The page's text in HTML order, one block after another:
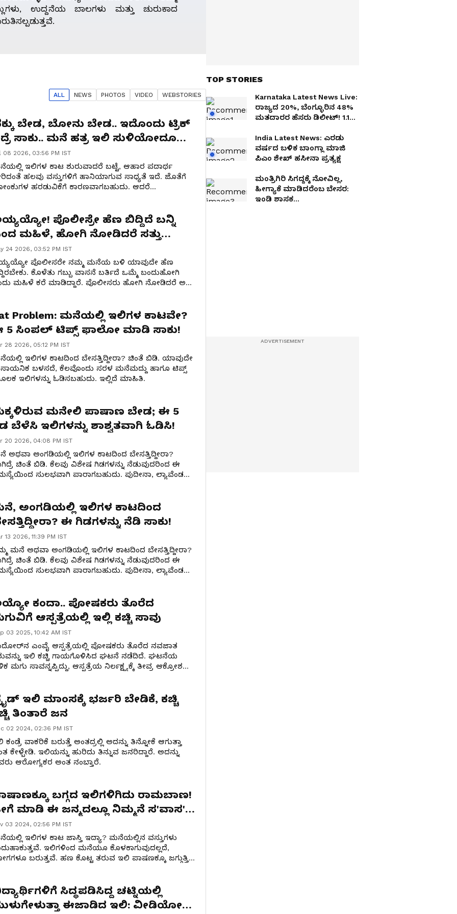
ಉದ್ದನೆಯ ಬಾಲಗಳು ಮತ್ತು ಚುರುಕಾದ
ALL NEWS PHOTOS VIDEO WEBSTORIES
ಬೇಡ, ಬೋನು ಬೇಡ.. ಇದೊಂದು ಟ್ರಿಕ್‌
ಸಾಕು.. ಮನೆ ಹತ್ರ ಇಲಿ ಸುಳಿಯೋದೂ
08 2026, 03:56 PM IST
ಇಲಿಗಳ ಕಾಟ ಶುರುವಾದರೆ ಬಟ್ಟೆ, ಆಹಾರ ಪದಾರ್ಥ
ಹಲವು ವಸ್ತುಗಳಿಗೆ ಹಾನಿಯಾಗುವ ಸಾಧ್ಯತೆ ಇದೆ. ಜೊತೆಗೆ
ಹರಡುವಿಕೆಗೆ ಕಾರಣವಾಗಬಹುದು. ಆದರೆ
ಪೊಲೀಸ್ರೇ ಹೆಣ ಬಿದ್ದಿದೆ ಬನ್ನಿ
ಮಹಿಳೆ, ಹೋಗಿ ನೋಡಿದರೆ ಸತ್ತು
ಹೆಗ್ಗಣ!
24 2026, 03:52 PM IST
ಪೊಲೀಸರೇ ನಮ್ಮ ಮನೆಯ ಬಳಿ ಯಾವುದೇ ಹೆಣ
ಕೊಳೆತು ಗಬ್ಬು ವಾಸನೆ ಬರ್ತಿದೆ ಒಮ್ಮೆ ಬಂದುಹೋಗಿ
ಮಹಿಳೆ ಕರೆ ಮಾಡಿದ್ದಾರೆ. ಪೊಲೀಸರು ಹೋಗಿ ನೋಡಿದರೆ ಅಲ್ಲಿ
Problem: ಮನೆಯಲ್ಲಿ ಇಲಿಗಳ ಕಾಟವೇ?
5 ಸಿಂಪಲ್ ಟಿಪ್ಸ್ ಫಾಲೋ ಮಾಡಿ ಸಾಕು!
28 2026, 05:12 PM IST
ಇಲಿಗಳ ಕಾಟದಿಂದ ಬೇಸತ್ತಿದ್ದೀರಾ? ಚಿಂತೆ ಬಿಡಿ. ಯಾವುದೇ
ಬಳಸದೆ, ಕೆಲವೊಂದು ಸರಳ ಮನೆಮದ್ದು ಹಾಗೂ ಟಿಪ್ಸ್
ಇಲಿಗಳನ್ನು ಓಡಿಸಬಹುದು. ಇಲ್ಲಿದೆ ಮಾಹಿತಿ.
ಮನೇಲಿ ಪಾಷಾಣ ಬೇಡ; ಈ 5
ಬೆಳೆಸಿ ಇಲಿಗಳನ್ನು ಶಾಶ್ವತವಾಗಿ ಓಡಿಸಿ!
20 2026, 04:08 PM IST
ಅಥವಾ ಅಂಗಡಿಯಲ್ಲಿ ಇಲಿಗಳ ಕಾಟದಿಂದ ಬೇಸತ್ತಿದ್ದೀರಾ?
ಚಿಂತೆ ಬಿಡಿ. ಕೆಲವು ವಿಶೇಷ ಗಿಡಗಳನ್ನು ನೆಡುವುದರಿಂದ ಈ
ಸುಲಭವಾಗಿ ಪಾರಾಗಬಹುದು. ಪುದೀನಾ, ಲ್ಯಾವೆಂಡರ್
ಅಂಗಡಿಯಲ್ಲಿ ಇಲಿಗಳ ಕಾಟದಿಂದ
ಈ ಗಿಡಗಳನ್ನು ನೆಡಿ ಸಾಕು!
13 2026, 11:39 PM IST
ಮನೆ ಅಥವಾ ಅಂಗಡಿಯಲ್ಲಿ ಇಲಿಗಳ ಕಾಟದಿಂದ ಬೇಸತ್ತಿದ್ದೀರಾ?
ಚಿಂತೆ ಬಿಡಿ. ಕೆಲವು ವಿಶೇಷ ಗಿಡಗಳನ್ನು ನೆಡುವುದರಿಂದ ಈ
ಸುಲಭವಾಗಿ ಪಾರಾಗಬಹುದು. ಪುದೀನಾ, ಲ್ಯಾವೆಂಡರ್
ಕಂದಾ.. ಪೋಷಕರು ತೊರೆದ
ಆಸ್ಪತ್ರೆಯಲ್ಲಿ ಇಲ್ಲಿ ಕಚ್ಚಿ ಸಾವು
03 2025, 10:42 AM IST
ಎಂವೈ ಆಸ್ಪತ್ರೆಯಲ್ಲಿ ಪೋಷಕರು ತೊರೆದ ನವಜಾತ
ಇಲಿ ಕಚ್ಚಿ ಗಾಯಗೊಳಿಸಿದ ಘಟನೆ ನಡೆದಿದೆ. ಘಟನೆಯ
ಮಗು ಸಾವನ್ನಪ್ಪಿದ್ದು, ಆಸ್ಪತ್ರೆಯ ನಿರ್ಲಕ್ಷ್ಯಕ್ಕೆ ತೀವ್ರ ಆಕ್ರೋಶ
ಇಲಿ ಮಾಂಸಕ್ಕೆ ಭರ್ಜರಿ ಬೇಡಿಕೆ, ಕಚ್ಚಿ
ತಿಂತಾರೆ ಜನ
02 2024, 02:36 PM IST
ಕಂಡ್ರೆ ವಾಕರಿಕೆ ಬರುತ್ತೆ ಅಂತದ್ರಲ್ಲಿ ಅದನ್ನು ತಿನ್ನೋಕೆ ಆಗುತ್ತಾ
ಕೇಳ್ಬೇಡಿ. ಇಲಿಯನ್ನು ಹುರಿದು ತಿನ್ನುವ ಜನರಿದ್ದಾರೆ. ಅದನ್ನು
ಆರೋಗ್ಯಕರ ಅಂತ ನಂಬ್ತಾರೆ.
ಬಗ್ಗದ ಇಲಿಗಳಿಗಿದು ರಾಮಬಾಣ!
ಮಾಡಿ ಈ ಜನ್ಮದಲ್ಲೂ ನಿಮ್ಮನೆ ಸ'ವಾಸ'ಕ್ಕೆ
03 2024, 02:56 PM IST
ಇಲಿಗಳ ಕಾಟ ಜಾಸ್ತಿ ಇದ್ಯಾ? ಮನೆಯಲ್ಲಿನ ವಸ್ತುಗಳು
ಇಲಿಗಳಿಂದ ಮನೆಯೂ ಕೊಳಕಾಗುವುದಲ್ಲದೆ,
ಬರುತ್ತವೆ. ಹಣ ಕೊಟ್ಟ ತರುವ ಇಲಿ ಪಾಷಣಕ್ಕೂ ಜಗ್ಗುತ್ತಿಲ್ಲ
ಸಿದ್ಧಪಡಿಸಿದ್ದ ಚಟ್ನಿಯಲ್ಲಿ
ಈಜಾಡಿದ ಇಲಿ: ವೀಡಿಯೋ
TOP STORIES
Karnataka Latest News Live:
ರಾಜ್ಯದ 20%, ಬೆಂಗ್ಳೂರಿನ 48%
ಮತದಾರರ ಹೆಸರು ಡಿಲೀಟ್‌! 1.10
India Latest News: ಎರಡು
ವರ್ಷದ ಬಳಿಕ ಬಾಂಗ್ಲಾ ಮಾಜಿ
ಪಿಎಂ ಶೇಖ್‌ ಹಸೀನಾ ಪ್ರತ್ಯಕ್ಷ
ಮಂತ್ರಿಗಿರಿ ಸಿಗದ್ದಕ್ಕೆ ನೋವಿಲ್ಲ,
ಹೀಗ್ಯಾಕೆ ಮಾಡಿದರೆಂಬ ಬೇಸರ:
ಇಂಡಿ ಶಾಸಕ